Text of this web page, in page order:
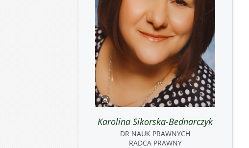
Karolina Sikorska-Bednarczyk
DR NAUK PRAWNYCH
RADCA PRAWNY